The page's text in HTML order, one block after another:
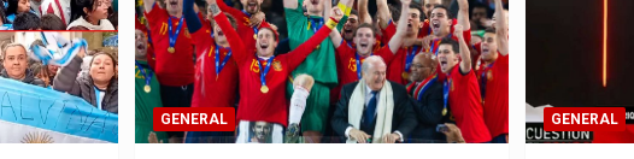
GENERAL GENERAL